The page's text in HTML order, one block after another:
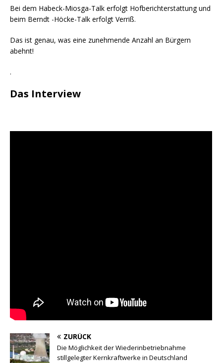
Bei dem Habeck-Miosga-Talk erfolgt Hofberichterstattung und
beim Berndt -Höcke-Talk erfolgt Verriß.
Das ist genau, was eine zunehmende Anzahl an Bürgern
abehnt!
.
Das Interview
ZURÜCK
Die Möglichkeit der Wiederinbetriebnahme
stillgelegter Kernkraftwerke in Deutschland